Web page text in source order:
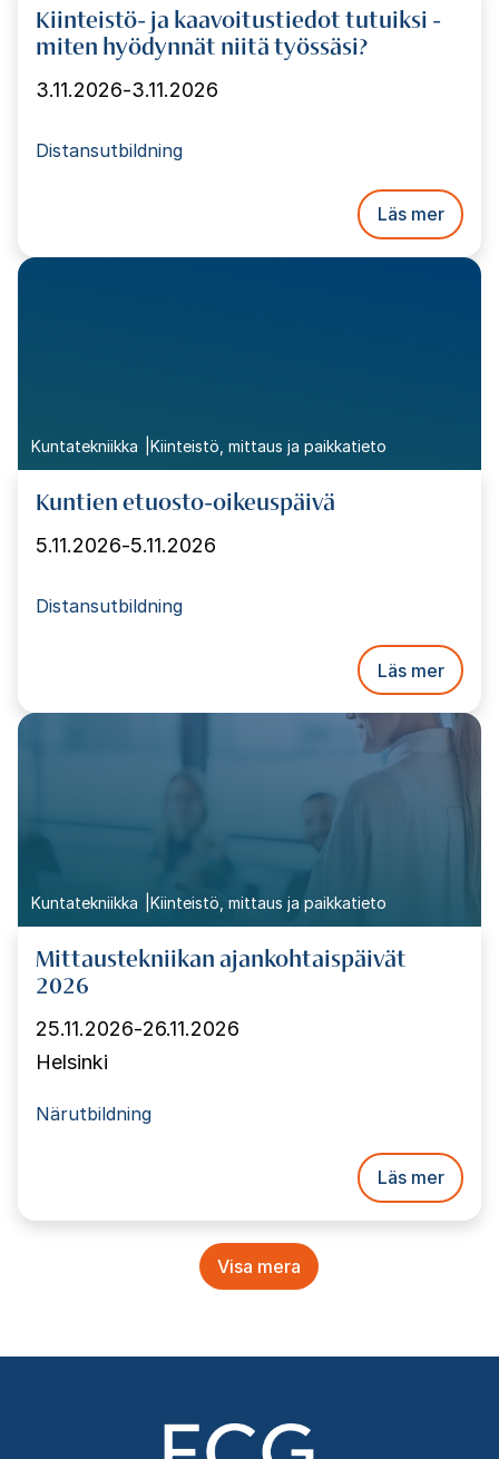
Kiinteistö- ja kaavoitustiedot tutuiksi -
miten hyödynnät niitä työssäsi?
3.11.2026-3.11.2026
Distansutbildning
Läs mer
Kuntatekniikka Kiinteistö, mittaus ja paikkatieto
Kuntien etuosto-oikeuspäivä
5.11.2026-5.11.2026
Distansutbildning
Läs mer
Kuntatekniikka Kiinteistö, mittaus ja paikkatieto
Mittaustekniikan ajankohtaispäivät
2026
25.11.2026-26.11.2026
Helsinki
Närutbildning
Läs mer
Visa mera